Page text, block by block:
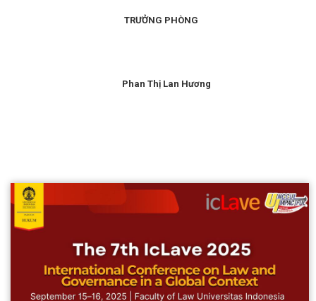
TRƯỞNG PHÒNG
Phan Thị Lan Hương